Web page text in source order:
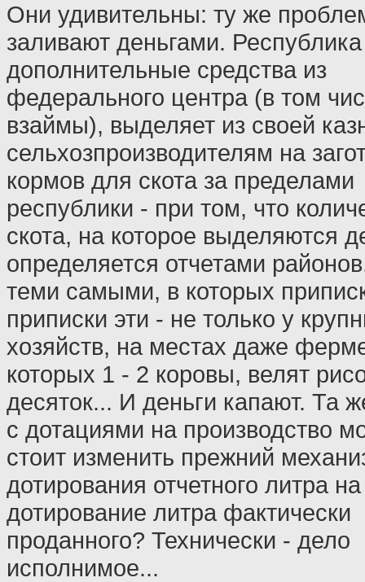
Они удивительны: ту же
заливают деньгами.
дополнительные средства из
федерального центра (в том
взаймы), выделяет из своей
сельхозпроизводителям на
кормов для скота за пределами
республики - при том, что
скота, на которое выделяются
определяется отчетами
теми самыми, в которых
приписки эти - не только у
хозяйств, на местах даже
которых 1 - 2 коровы, велят
десяток... И деньги капают. Та
с дотациями на производство
стоит изменить прежний
дотирования отчетного литра на
дотирование литра фактически
проданного? Технически - дело
исполнимое...